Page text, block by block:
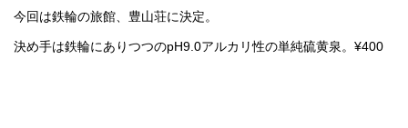
今回は鉄輪の旅館、豊山荘に決定。
決め手は鉄輪にありつつのpH9.0アルカリ性の単純硫黄泉。¥400